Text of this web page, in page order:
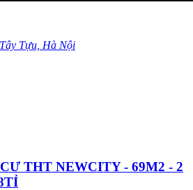
Tựu, Hà Nội
THT NEWCITY - 69M2 - 2